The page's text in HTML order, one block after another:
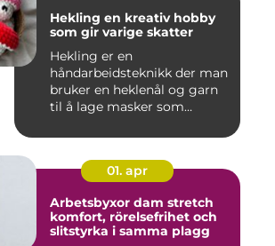
Hekling en kreativ hobby
som gir varige skatter
Hekling er en
håndarbeidsteknikk der man
bruker en heklenål og garn
til å lage masker som
01. apr
Arbetsbyxor dam stretch
komfort, rörelsefrihet och
slitstyrka i samma plagg